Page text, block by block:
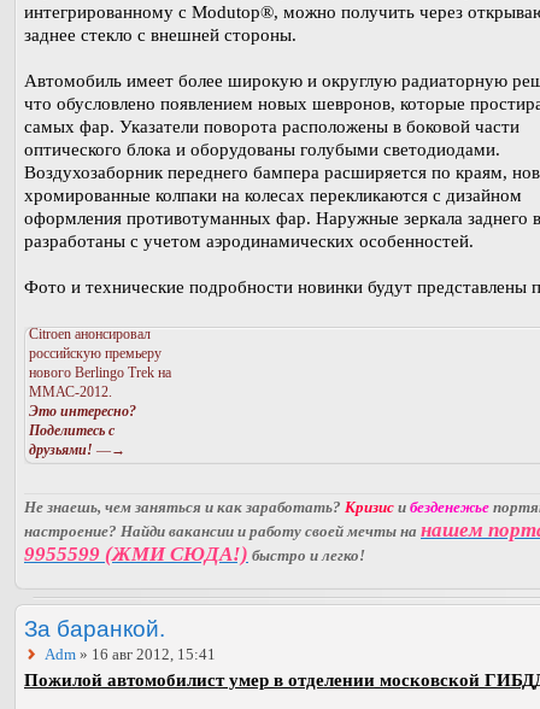
интегрированному с Modutop®, можно получить через
заднее стекло с внешней стороны.
Автомобиль имеет более широкую и округлую радиаторную
что обусловлено появлением новых шевронов, которые
самых фар. Указатели поворота расположены в боковой части
оптического блока и оборудованы голубыми светодиодами.
Воздухозаборник переднего бампера расширяется по краям,
хромированные колпаки на колесах перекликаются с дизайном
оформления противотуманных фар. Наружные зеркала заднего
разработаны с учетом аэродинамических особенностей.
Фото и технические подробности новинки будут представлены
Citroen анонсировал
российскую премьеру
нового Berlingo Trek на
ММАС-2012.
Это интересно?
Поделитесь с
друзьями! —→
Не знаешь, чем заняться и как заработать? Кризис и безденежье
настроение? Найди вакансии и работу своей мечты на нашем
9955599 (ЖМИ СЮДА!) быстро и легко!
За баранкой.
Adm » 16 авг 2012, 15:41
Пожилой автомобилист умер в отделении московской